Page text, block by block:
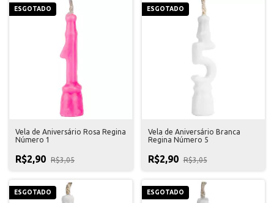
ESGOTADO
Vela de Aniversário Rosa Regina
Número 1
R$2,90 R$3,05
ESGOTADO
Vela de Aniversário Branca
Regina Número 5
R$2,90 R$3,05
ESGOTADO ESGOTADO